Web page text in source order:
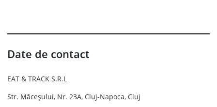
Date de contact
EAT & TRACK S.R.L
Str. Măceșului, Nr. 23A, Cluj-Napoca, Cluj